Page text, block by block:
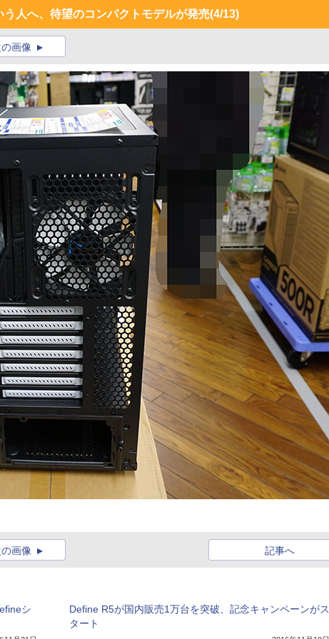
う人へ、待望のコンパクトモデルが発売(4/13)
画像
記事へ
画像
シ
Define R5が国内販売1万台を突破、記念キャンペーンがス
タート